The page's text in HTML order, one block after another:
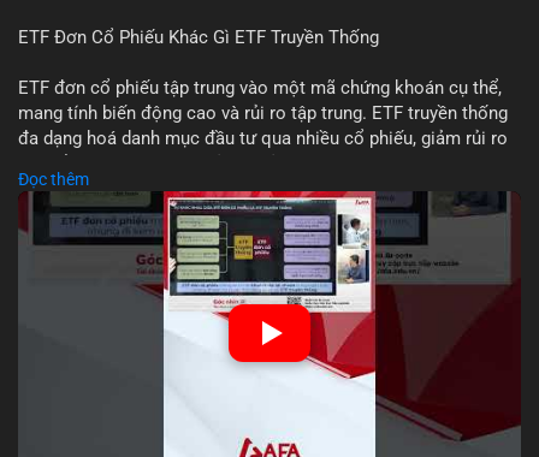
ETF Đơn Cổ Phiếu Khác Gì ETF Truyền Thống
ETF đơn cổ phiếu tập trung vào một mã chứng khoán cụ thể,
mang tính biến động cao và rủi ro tập trung. ETF truyền thống
đa dạng hoá danh mục đầu tư qua nhiều cổ phiếu, giảm rủi ro
sản và mức độ tiếp xúc với thị trường.
🎥 Xem video trực tiếp tại:
Nguồn: Tài chính & Kinh doanh
Đọc thêm